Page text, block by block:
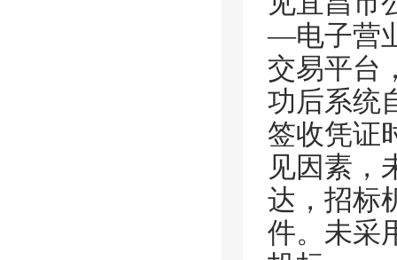
—电子营
交易平台
功后系统
签收凭证
见因素，
达，招标
件。未采